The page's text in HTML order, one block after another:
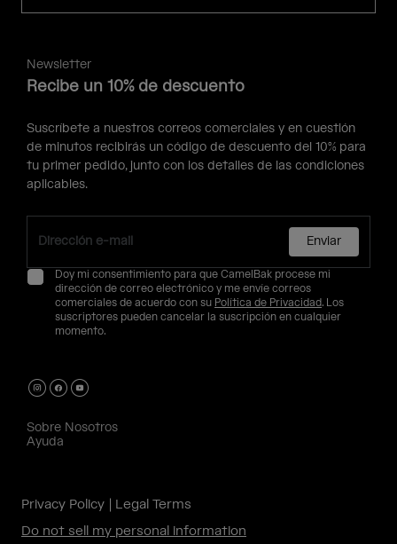
Newsletter
Recibe un 10% de descuento
Suscríbete a nuestros correos comerciales y en cuestión
de minutos recibirás un código de descuento del 10% para
tu primer pedido, junto con los detalles de las condiciones
aplicables.
Enviar
Doy mi consentimiento para que CamelBak procese mi
dirección de correo electrónico y me envíe correos
comerciales de acuerdo con su Política de Privacidad. Los
suscriptores pueden cancelar la suscripción en cualquier
momento.
Sobre Nosotros
Ayuda
Privacy Policy
Legal Terms
Do not sell my personal information